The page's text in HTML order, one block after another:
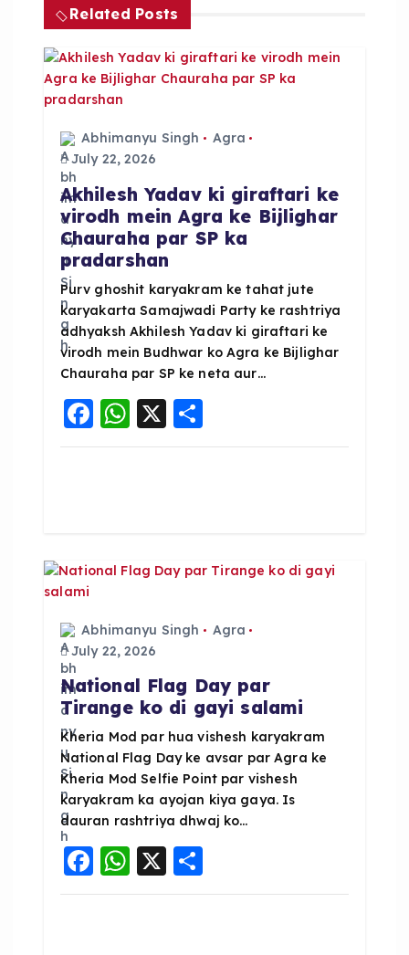
g
Related Posts
Abhimanyu Singh
Agra
July 22, 2026
Akhilesh Yadav ki giraftari ke
virodh mein Agra ke Bijlighar
Chauraha par SP ka
pradarshan
Purv ghoshit karyakram ke tahat jute
karyakarta Samajwadi Party ke rashtriya
adhyaksh Akhilesh Yadav ki giraftari ke
virodh mein Budhwar ko Agra ke Bijlighar
Chauraha par SP ke neta aur…
F
a
o
k
W
h
p
p
X S
h
Abhimanyu Singh
Agra
July 22, 2026
National Flag Day par
Tirange ko di gayi salami
Kheria Mod par hua vishesh karyakram
National Flag Day ke avsar par Agra ke
Kheria Mod Selfie Point par vishesh
karyakram ka ayojan kiya gaya. Is
dauran rashtriya dhwaj ko…
F
a
W
h
X S
h